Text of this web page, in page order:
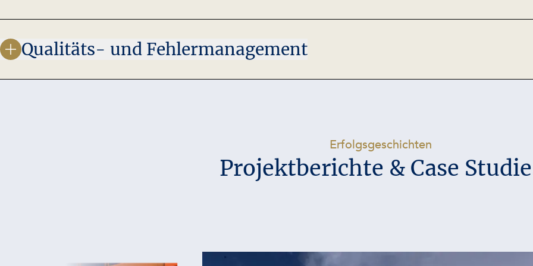
Qualitäts- und Fehlermanagement
Erfolgsgeschichten
Projektberichte & Case